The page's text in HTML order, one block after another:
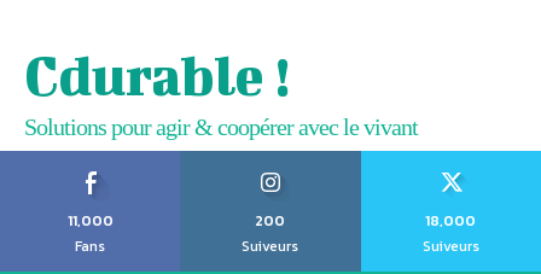
Cdurable !
Solutions pour agir & coopérer avec le vivant
11,000
Fans
200
Suiveurs
18,000
Suiveurs